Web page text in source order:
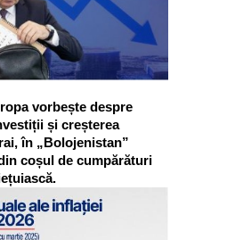
vorbește despre
și creșterea
în „Bolojenistan”
coșul de cumpărături